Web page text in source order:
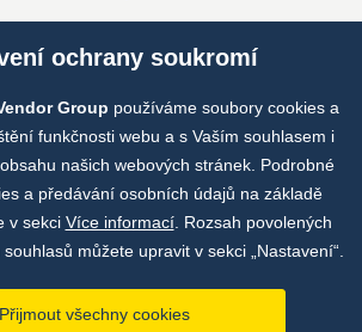
ochrany soukromí
Group používáme soubory cookies a
funkčnosti webu a s Vaším souhlasem i
našich webových stránek. Podrobné
a předávání osobních údajů na základě
v sekci Více informací. Rozsah povolených
můžete upravit v sekci „Nastavení“.
Přijmout všechny cookies